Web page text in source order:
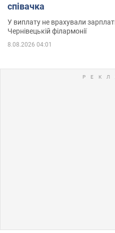
співачка
У виплату не врахували
Чернівецькій філармонії
8.08.2026 04:01